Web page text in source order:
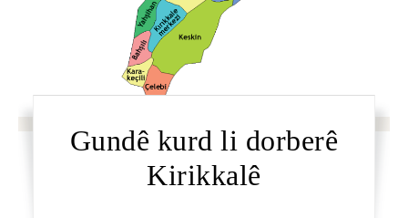
Gundê kurd li dorberê
Kirikkalê